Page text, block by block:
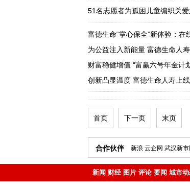
51名志愿者为孤困儿童编织关
富德生命“掌心保全”新体验：在
为公益注入新能量 富德生命人
财富稳健增值 “富赢六号年金计
创新凸显温度 富德生命人寿上
首页 下一页 末页
合作伙伴 新浪 云企网 武汉新市
新闻 财经 图片 评论 要闻 城市